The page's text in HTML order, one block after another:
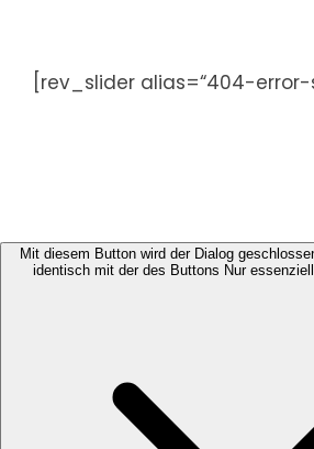
springen[rev_slider alias=“404-error-
Mit diesem Button wird der Dialog
identisch mit der des Buttons Nur